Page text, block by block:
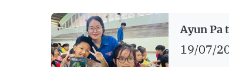
Ayun Pa
19/07/